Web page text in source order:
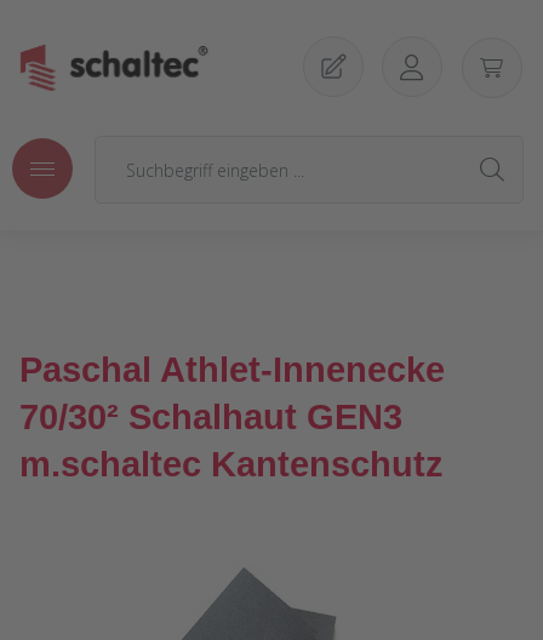
Paschal Athlet-Innenecke
70/30² Schalhaut GEN3
m.schaltec Kantenschutz
Bildergalerie überspringen